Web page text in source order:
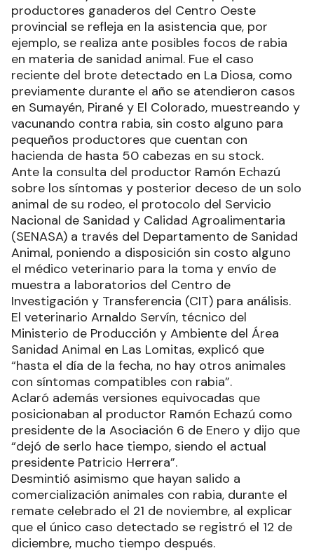
productores ganaderos del Centro Oeste
provincial se refleja en la asistencia que, por
ejemplo, se realiza ante posibles focos de rabia
en materia de sanidad animal. Fue el caso
reciente del brote detectado en La Diosa, como
previamente durante el año se atendieron casos
en Sumayén, Pirané y El Colorado, muestreando y
vacunando contra rabia, sin costo alguno para
pequeños productores que cuentan con
hacienda de hasta 50 cabezas en su stock.
Ante la consulta del productor Ramón Echazú
sobre los síntomas y posterior deceso de un solo
animal de su rodeo, el protocolo del Servicio
Nacional de Sanidad y Calidad Agroalimentaria
(SENASA) a través del Departamento de Sanidad
Animal, poniendo a disposición sin costo alguno
el médico veterinario para la toma y envío de
muestra a laboratorios del Centro de
Investigación y Transferencia (CIT) para análisis.
El veterinario Arnaldo Servín, técnico del
Ministerio de Producción y Ambiente del Área
Sanidad Animal en Las Lomitas, explicó que
“hasta el día de la fecha, no hay otros animales
con síntomas compatibles con rabia”.
Aclaró además versiones equivocadas que
posicionaban al productor Ramón Echazú como
presidente de la Asociación 6 de Enero y dijo que
“dejó de serlo hace tiempo, siendo el actual
presidente Patricio Herrera”.
Desmintió asimismo que hayan salido a
comercialización animales con rabia, durante el
remate celebrado el 21 de noviembre, al explicar
que el único caso detectado se registró el 12 de
diciembre, mucho tiempo después.